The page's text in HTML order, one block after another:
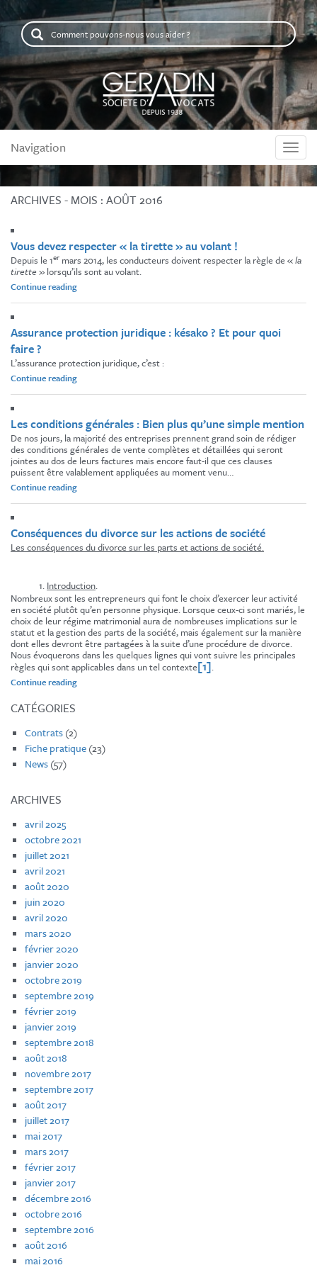
Comment
pouvons-
nous
vous
aider
?
Navigation
ARCHIVES - MOIS : AOÛT 2016
Vous devez respecter « la tirette » au volant !
Depuis le 1er mars 2014, les conducteurs doivent respecter la règle de «la
tirette» lorsqu’ils sont au volant.
Continue reading« Vous
la
au
volant
Assurance protection juridique : késako ? Et pour quoi
faire ?
L’assurance protection juridique, c’est :
Continue reading« Assurance
késako
Et
pour
quoi
faire
? »
Les conditions générales : Bien plus qu’une simple mention
De nos jours, la majorité des entreprises prennent grand soin de rédiger
des conditions générales de vente complètes et détaillées qui seront
jointes au dos de leurs factures mais encore faut-il que ces clauses
puissent être valablement appliquées au moment venu…
Continue reading« Les
Bien
plus
qu’une
Conséquences du divorce sur les actions de société
Les conséquences du divorce sur les parts et actions de société.
Introduction.
Nombreux sont les entrepreneurs qui font le choix d’exercer leur activité
en société plutôt qu’en personne physique. Lorsque ceux-ci sont mariés, le
choix de leur régime matrimonial aura de nombreuses implications sur le
statut et la gestion des parts de la société, mais également sur la manière
dont elles devront être partagées à la suite d’une procédure de divorce.
Nous évoquerons dans les quelques lignes qui vont suivre les principales
règles qui sont applicables dans un tel contexte[1].
Continue reading« Conséquences
actions
de
CATÉGORIES
Contrats(2)
Fiche pratique(23)
News(57)
ARCHIVES
avril 2025
octobre 2021
juillet 2021
avril 2021
août 2020
juin 2020
avril 2020
mars 2020
février 2020
janvier 2020
octobre 2019
septembre 2019
février 2019
janvier 2019
septembre 2018
août 2018
novembre 2017
septembre 2017
août 2017
juillet 2017
mai 2017
mars 2017
février 2017
janvier 2017
décembre 2016
octobre 2016
septembre 2016
août 2016
mai 2016